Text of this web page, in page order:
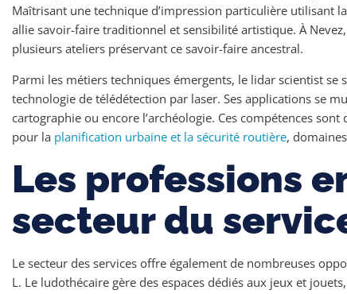
Maîtrisant une technique d’impression particulière utilisant
allie savoir-faire traditionnel et sensibilité artistique. À
plusieurs ateliers préservant ce savoir-faire ancestral.
Parmi les métiers techniques émergents, le lidar scientist se
technologie de télédétection par laser. Ses applications se
cartographie ou encore l’archéologie. Ces compétences
pour la planification urbaine et la sécurité routière,
Les professions
secteur du
Le secteur des services offre également de nombreuses
L. Le ludothécaire gère des espaces dédiés aux jeux et